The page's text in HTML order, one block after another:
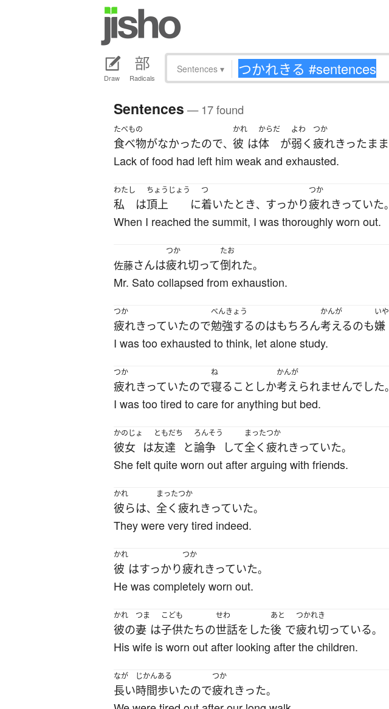
Draw Radicals
Sentences ▾
Sentences — 17 found
たべもの
食べ物がなかったので、
かれ
彼 は
からだ
体 が
よわ
弱く
つか
疲れきったまま
Lack of food had left him weak and exhausted.
わたし
私 は
ちょうじょう
頂上 に
つ
着いたとき、 すっかり
つか
疲れきっていた。
When I reached the summit, I was thoroughly worn out.
佐藤さんは
つか
疲れ切って
たお
倒れた。
Mr. Sato collapsed from exhaustion.
つか
疲れきっていたので
べんきょう
勉強するのはもちろん
かんが
考えるのも
いや
嫌
I was too exhausted to think, let alone study.
つか
疲れきっていたので
ね
寝る こと しか
かんが
考えられませんでした。
I was too tired to care for anything but bed.
かのじょ
彼女 は
ともだち
友達 と
ろんそう
論争 して
まった
全く
つか
疲れきっていた。
She felt quite worn out after arguing with friends.
かれ
彼らは、
まった
全く
つか
疲れきっていた。
They were very tired indeed.
かれ
彼 はすっかり
つか
疲れきっていた。
He was completely worn out.
かれ
彼の
つま
妻 は
こども
子供たちの
せわ
世話をした
あと
後 で
つかれき
疲れ切っている。
His wife is worn out after looking after the children.
なが
長い
じかん
時間
ある
歩いたので
つか
疲れきった。